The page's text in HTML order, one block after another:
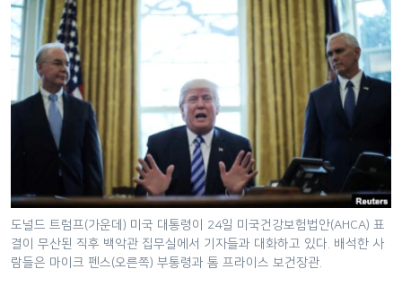
텐
츠
로
동
비
이
션
주파수 안내
언어 선택
도널드 트럼프(가운데) 미국 대통령이 24일 미국건강보험법안(AHCA) 표
결이 무산된 직후 백악관 집무실에서 기자들과 대화하고 있다. 배석한 사
람들은 마이크 펜스(오른쪽) 부통령과 톰 프라이스 보건장관.